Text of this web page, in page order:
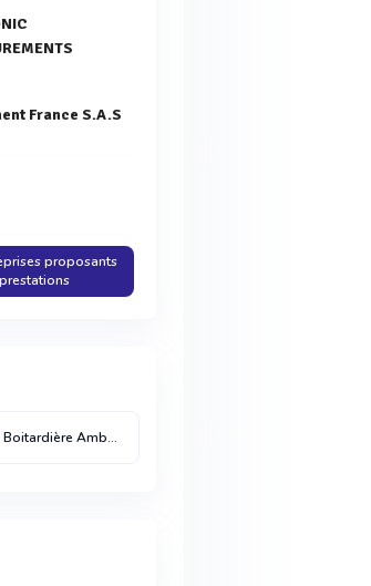
France S.A.S
proposants
BoitardièreAmboise